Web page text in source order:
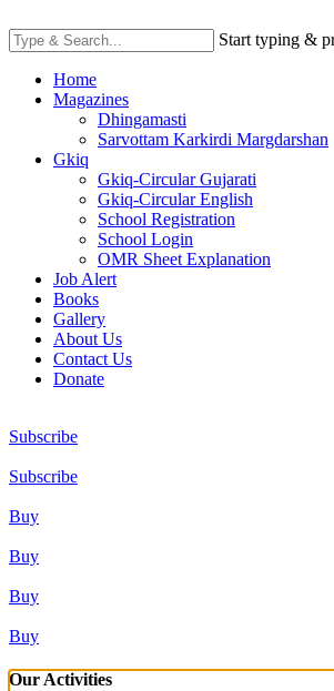
Start typing &
Home
Magazines
Dhingamasti
Sarvottam Karkirdi Margdarshan
Gkiq
Gkiq-Circular Gujarati
Gkiq-Circular English
School Registration
School Login
OMR Sheet Explanation
Job Alert
Books
Gallery
About Us
Contact Us
Donate
Subscribe
Subscribe
Buy
Buy
Buy
Buy
Our Activities